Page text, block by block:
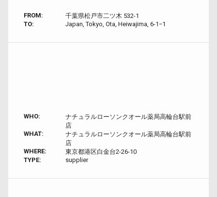
FROM:
千葉県松戸市二ツ木 532-1
TO:
Japan, Tokyo, Ota, Heiwajima, 6-1−1
WHO:
ナチュラルローソンクオール薬局高輪台駅前
店
WHAT:
ナチュラルローソンクオール薬局高輪台駅前
店
WHERE:
東京都港区白金台2-26-10
TYPE:
supplier